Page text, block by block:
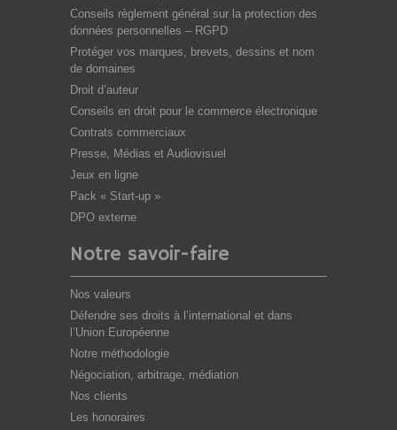
Conseils règlement général sur la protection des
données personnelles – RGPD
Protéger vos marques, brevets, dessins et nom
de domaines
Droit d’auteur
Conseils en droit pour le commerce électronique
Contrats commerciaux
Presse, Médias et Audiovisuel
Jeux en ligne
Pack « Start-up »
DPO externe
Notre savoir-faire
Nos valeurs
Défendre ses droits à l’international et dans
l’Union Européenne
Notre méthodologie
Négociation, arbitrage, médiation
Nos clients
Les honoraires